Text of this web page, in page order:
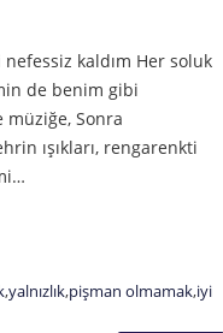
kaldım Her soluk
de benim gibi
müziğe, Sonra
ışıkları, rengarenkti
,yalnızlık,pişman olmamak,iyi